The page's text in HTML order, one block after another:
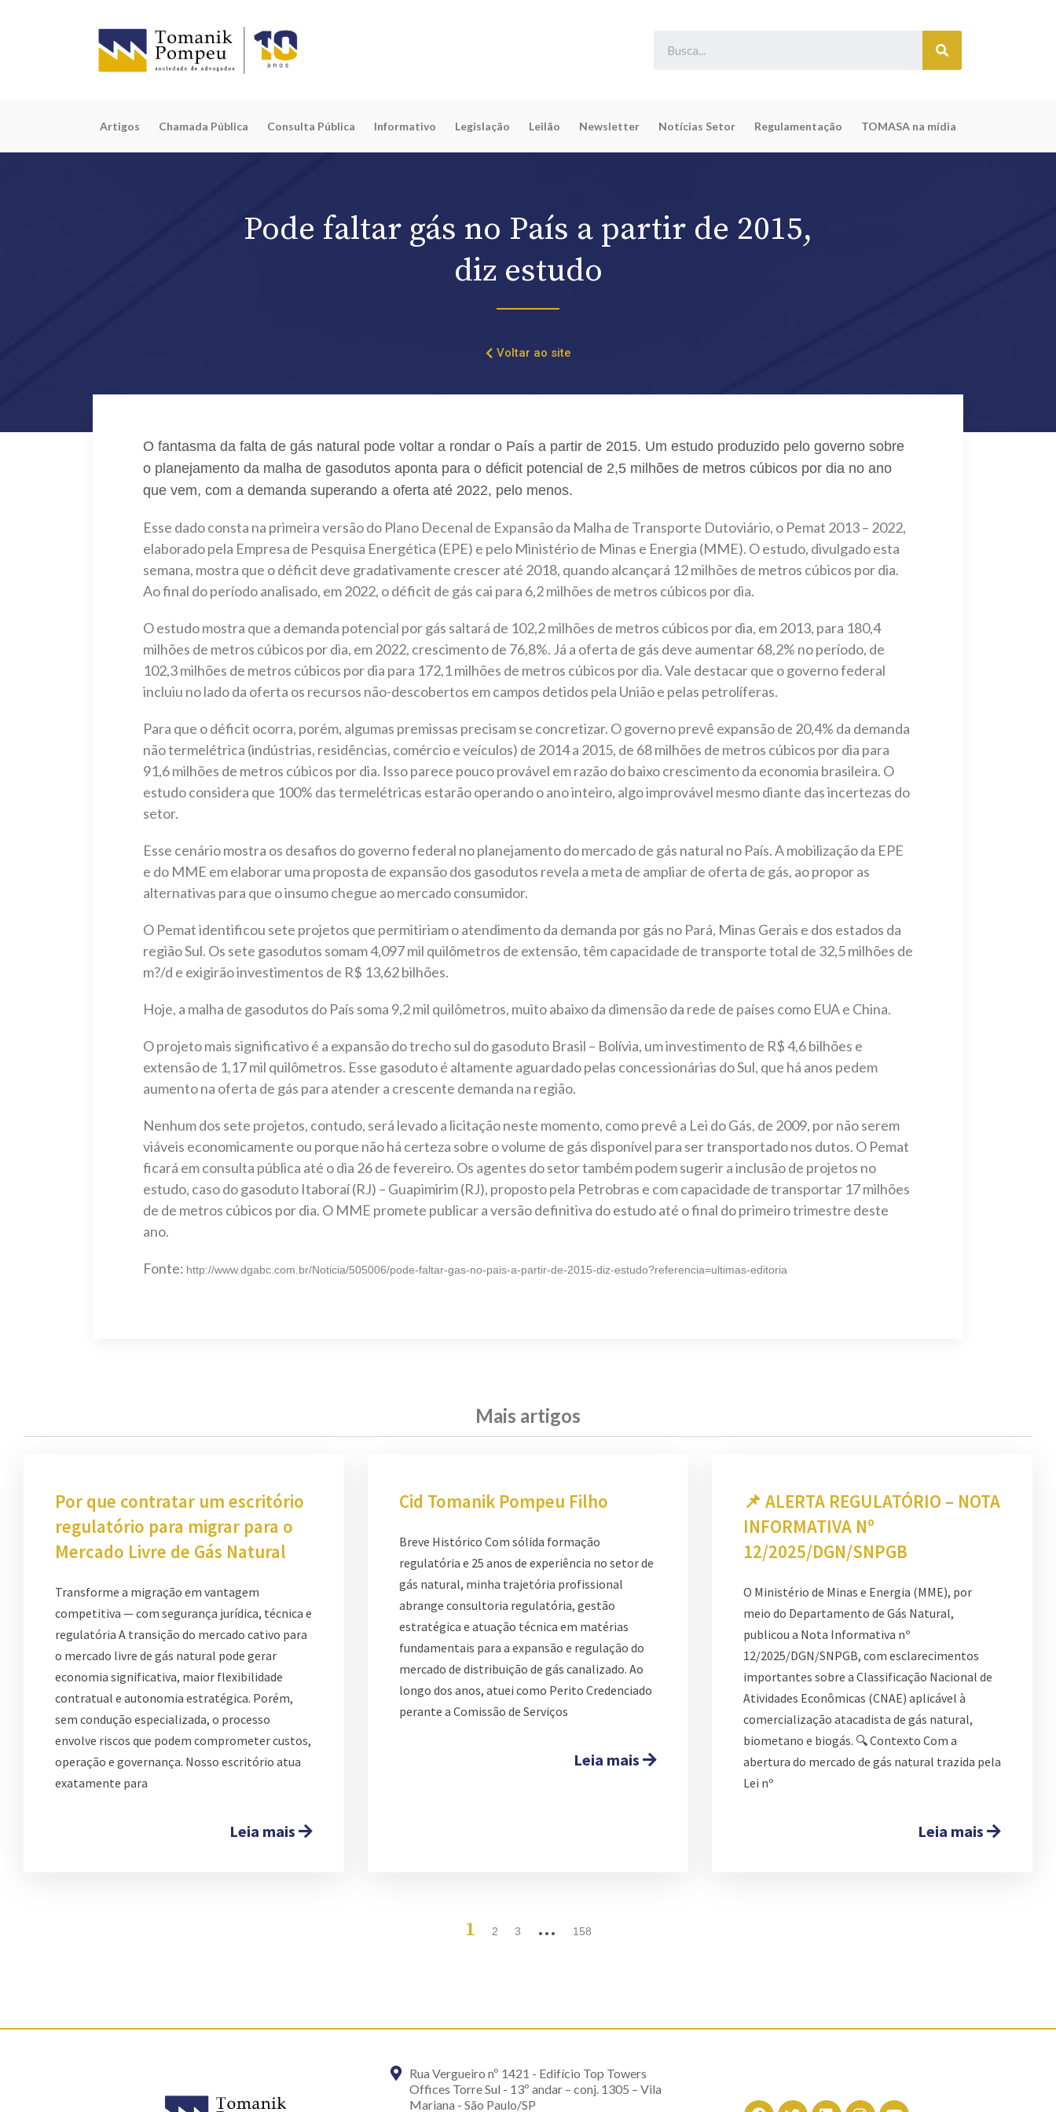
Artigos Chamada Pública Consulta Pública Informativo Legislação Leilão Newsletter Notícias Setor Regulamentação TOMASA na mídia
Pode faltar gás no País a partir de 2015,
diz estudo
Voltar ao site
O fantasma da falta de gás natural pode voltar a rondar o País a partir de 2015. Um estudo produzido pelo governo sobre
o planejamento da malha de gasodutos aponta para o déficit potencial de 2,5 milhões de metros cúbicos por dia no ano
que vem, com a demanda superando a oferta até 2022, pelo menos.
Esse dado consta na primeira versão do Plano Decenal de Expansão da Malha de Transporte Dutoviário, o Pemat 2013 – 2022,
elaborado pela Empresa de Pesquisa Energética (EPE) e pelo Ministério de Minas e Energia (MME). O estudo, divulgado esta
semana, mostra que o déficit deve gradativamente crescer até 2018, quando alcançará 12 milhões de metros cúbicos por dia.
Ao final do período analisado, em 2022, o déficit de gás cai para 6,2 milhões de metros cúbicos por dia.
O estudo mostra que a demanda potencial por gás saltará de 102,2 milhões de metros cúbicos por dia, em 2013, para 180,4
milhões de metros cúbicos por dia, em 2022, crescimento de 76,8%. Já a oferta de gás deve aumentar 68,2% no período, de
102,3 milhões de metros cúbicos por dia para 172,1 milhões de metros cúbicos por dia. Vale destacar que o governo federal
incluiu no lado da oferta os recursos não-descobertos em campos detidos pela União e pelas petrolíferas.
Para que o déficit ocorra, porém, algumas premissas precisam se concretizar. O governo prevê expansão de 20,4% da demanda
não termelétrica (indústrias, residências, comércio e veículos) de 2014 a 2015, de 68 milhões de metros cúbicos por dia para
91,6 milhões de metros cúbicos por dia. Isso parece pouco provável em razão do baixo crescimento da economia brasileira. O
estudo considera que 100% das termelétricas estarão operando o ano inteiro, algo improvável mesmo diante das incertezas do
setor.
Esse cenário mostra os desafios do governo federal no planejamento do mercado de gás natural no País. A mobilização da EPE
e do MME em elaborar uma proposta de expansão dos gasodutos revela a meta de ampliar de oferta de gás, ao propor as
alternativas para que o insumo chegue ao mercado consumidor.
O Pemat identificou sete projetos que permitiriam o atendimento da demanda por gás no Pará, Minas Gerais e dos estados da
região Sul. Os sete gasodutos somam 4,097 mil quilômetros de extensão, têm capacidade de transporte total de 32,5 milhões de
m?/d e exigirão investimentos de R$ 13,62 bilhões.
Hoje, a malha de gasodutos do País soma 9,2 mil quilômetros, muito abaixo da dimensão da rede de países como EUA e China.
O projeto mais significativo é a expansão do trecho sul do gasoduto Brasil – Bolívia, um investimento de R$ 4,6 bilhões e
extensão de 1,17 mil quilômetros. Esse gasoduto é altamente aguardado pelas concessionárias do Sul, que há anos pedem
aumento na oferta de gás para atender a crescente demanda na região.
Nenhum dos sete projetos, contudo, será levado a licitação neste momento, como prevê a Lei do Gás, de 2009, por não serem
viáveis economicamente ou porque não há certeza sobre o volume de gás disponível para ser transportado nos dutos. O Pemat
ficará em consulta pública até o dia 26 de fevereiro. Os agentes do setor também podem sugerir a inclusão de projetos no
estudo, caso do gasoduto Itaboraí (RJ) – Guapimirim (RJ), proposto pela Petrobras e com capacidade de transportar 17 milhões
de de metros cúbicos por dia. O MME promete publicar a versão definitiva do estudo até o final do primeiro trimestre deste
ano.
Fonte: http://www.dgabc.com.br/Noticia/505006/pode-faltar-gas-no-pais-a-partir-de-2015-diz-estudo?referencia=ultimas-editoria
Mais artigos
Por que contratar um escritório
regulatório para migrar para o
Mercado Livre de Gás Natural
Transforme a migração em vantagem
competitiva — com segurança jurídica, técnica e
regulatória A transição do mercado cativo para
o mercado livre de gás natural pode gerar
economia significativa, maior flexibilidade
contratual e autonomia estratégica. Porém,
sem condução especializada, o processo
envolve riscos que podem comprometer custos,
operação e governança. Nosso escritório atua
exatamente para
Leia mais
Cid Tomanik Pompeu Filho
Breve Histórico Com sólida formação
regulatória e 25 anos de experiência no setor de
gás natural, minha trajetória profissional
abrange consultoria regulatória, gestão
estratégica e atuação técnica em matérias
fundamentais para a expansão e regulação do
mercado de distribuição de gás canalizado. Ao
longo dos anos, atuei como Perito Credenciado
perante a Comissão de Serviços
Leia mais
📌 ALERTA REGULATÓRIO – NOTA
INFORMATIVA Nº
12/2025/DGN/SNPGB
O Ministério de Minas e Energia (MME), por
meio do Departamento de Gás Natural,
publicou a Nota Informativa nº
12/2025/DGN/SNPGB, com esclarecimentos
importantes sobre a Classificação Nacional de
Atividades Econômicas (CNAE) aplicável à
comercialização atacadista de gás natural,
biometano e biogás. 🔍 Contexto Com a
abertura do mercado de gás natural trazida pela
Lei nº
Leia mais
1 2 3 … 158
Rua Vergueiro nº 1421 - Edifício Top Towers
Offices Torre Sul - 13º andar – conj. 1305 – Vila
Mariana - São Paulo/SP